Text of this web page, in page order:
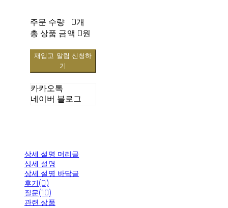
주문 수량
0개
총 상품 금액 0원
재입고 알림 신청하
기
카카오톡
네이버 블로그
상세 설명 머리글
상세 설명
상세 설명 바닥글
후기(0)
질문(10)
관련 상품